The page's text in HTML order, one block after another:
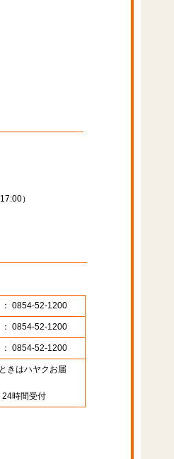
）
： 0854-52-1200
： 0854-52-1200
： 0854-52-1200
きはハヤクお届
時間受付